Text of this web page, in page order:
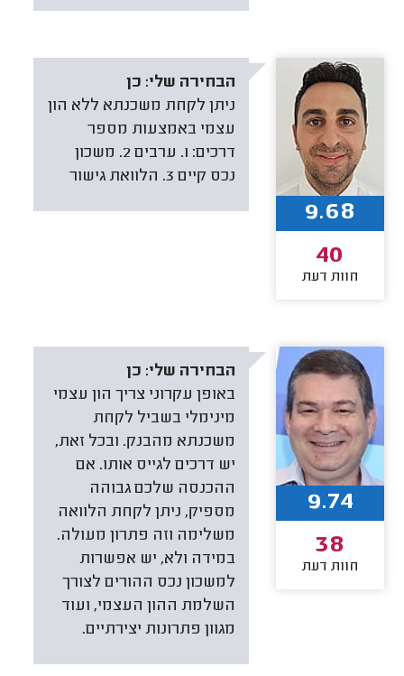
הבחירה שלי: כן
ניתן לקחת משכנתא ללא הון
עצמי באמצעות מספר
דרכים: 1. ערבים 2. משכון
נכס קיים 3. הלוואת גישור
9.68
40
חוות דעת
הבחירה שלי: כן
באופן עקרוני צריך הון עצמי
מינימלי בשביל לקחת
משכנתא מהבנק. ובכל זאת,
יש דרכים לגייס אותו. אם
ההכנסה שלכם גבוהה
מספיק, ניתן לקחת הלוואה
משלימה וזה פתרון מעולה.
במידה ולא, יש אפשרות
למשכון נכס ההורים לצורך
השלמת ההון העצמי, ועוד
מגוון פתרונות יצירתיים.
9.74
38
חוות דעת